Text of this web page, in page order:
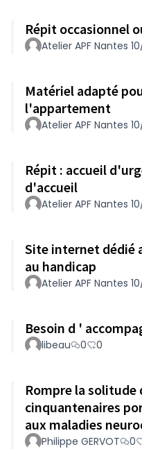
Répit occasionnel
Atelier APF Nantes
Matériel adapté
l'appartement
Atelier APF Nantes
Répit : accueil
d'accueil
Atelier APF Nantes
Site internet dédié
au handicap
Atelier APF Nantes
Besoin d '
libeau 0 0
Rompre la solitude
cinquantenaires
aux maladies
Philippe GERVOT 0